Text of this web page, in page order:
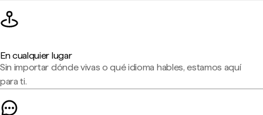
En cualquier lugar
Sin importar dónde vivas o qué idioma hables, estamos aquí
para ti.